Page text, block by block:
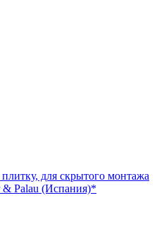
для скрытого монтажа
& Palau (Испания)*